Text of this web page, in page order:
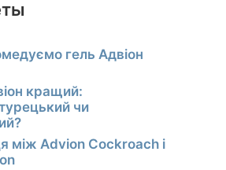
гель Адвіон
кращий:
чи
між Advion Cockroach і